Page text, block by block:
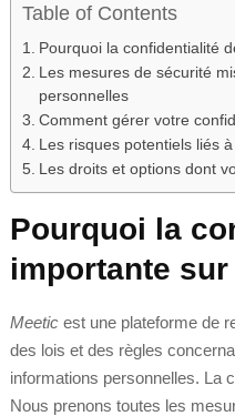
Table of Contents
Pourquoi la confidentialité
Les mesures de sécurité
personnelles
Comment gérer votre
Les risques potentiels liés
Les droits et options dont
Pourquoi la
importante sur
Meetic est une plateforme de
des lois et des règles
informations personnelles. La
Nous prenons toutes les